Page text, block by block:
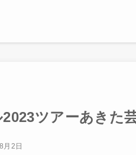
2023ツアーあきた
月2日